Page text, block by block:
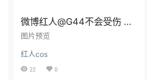
微博红人@G44不会受伤 赫
斯缇雅 [21P/223MB]
图片预览
红人cos
22 0